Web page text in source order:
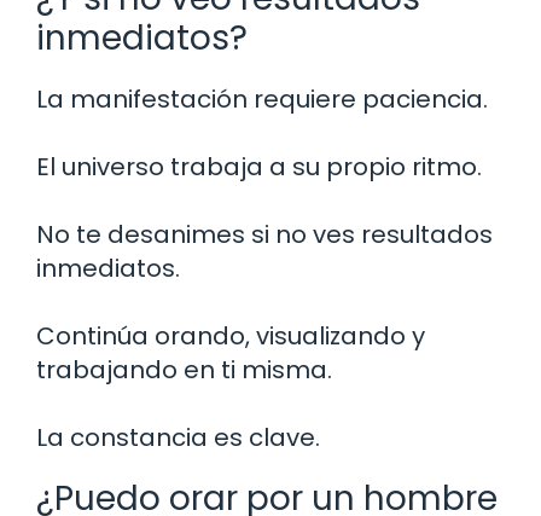
inmediatos?
La manifestación requiere paciencia.
El universo trabaja a su propio ritmo.
No te desanimes si no ves resultados
inmediatos.
Continúa orando, visualizando y
trabajando en ti misma.
La constancia es clave.
¿Puedo orar por un hombre